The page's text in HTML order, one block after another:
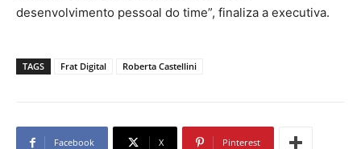
desenvolvimento pessoal do time”, finaliza a executiva.
TAGS Frat Digital Roberta Castellini
Facebook X Pinterest